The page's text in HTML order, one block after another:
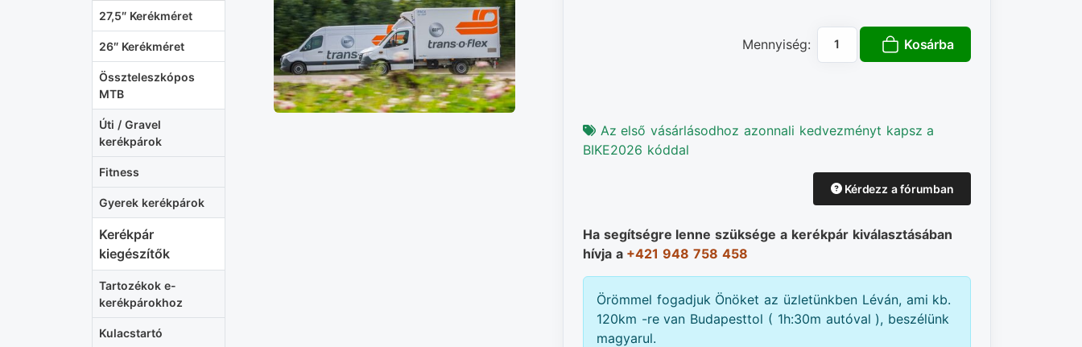
27,5″ Kerékméret
26″ Kerékméret
Összteleszkópos
MTB
Úti / Gravel
kerékpárok
Fitness
Gyerek kerékpárok
Kerékpár
kiegészítők
Tartozékok e-
kerékpárokhoz
Kulacstartó
Mennyiség: Kosárba
Az első vásárlásodhoz azonnali kedvezményt kapsz a
BIKE2026 kóddal
Kérdezz a fórumban
Ha segítségre lenne szüksége a kerékpár kiválasztásában
hívja a +421 948 758 458
Örömmel fogadjuk Önöket az üzletünkben Léván, ami kb.
120km -re van Budapesttol ( 1h:30m autóval ), beszélünk
magyarul.